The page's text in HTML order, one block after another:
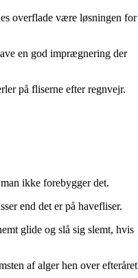
overflade være løsningen for
en god imprægnering der
på fliserne efter regnvejr.
ikke forebygger det.
end det er på havefliser.
glide og slå sig slemt, hvis
af alger hen over efteråret